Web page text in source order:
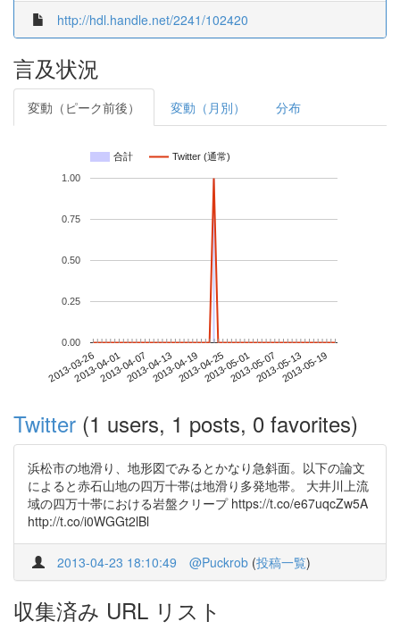
http://hdl.handle.net/2241/102420
言及状況
変動（ピーク前後） 変動（月別） 分布
合計 Twitter (通常)
2013-03-262013-04-012013-04-072013-04-132013-04-192013-04-252013-05-012013-05-072013-05-132013-05-19
0.00
0.25
0.50
0.75
1.00
Twitter (1 users, 1 posts, 0 favorites)
浜松市の地滑り、地形図でみるとかなり急斜面。以下の論文
によると赤石山地の四万十帯は地滑り多発地帯。 大井川上流
域の四万十帯における岩盤クリープ https://t.co/e67uqcZw5A
http://t.co/i0WGGt2lBl
2013-04-23 18:10:49 @Puckrob (投稿一覧)
収集済み URL リスト